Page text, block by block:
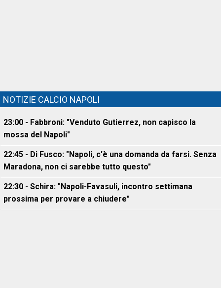
NOTIZIE CALCIO NAPOLI
23:00 - Fabbroni: "Venduto Gutierrez, non capisco la
mossa del Napoli"
22:45 - Di Fusco: "Napoli, c'è una domanda da farsi. Senza
Maradona, non ci sarebbe tutto questo"
22:30 - Schira: "Napoli-Favasuli, incontro settimana
prossima per provare a chiudere"